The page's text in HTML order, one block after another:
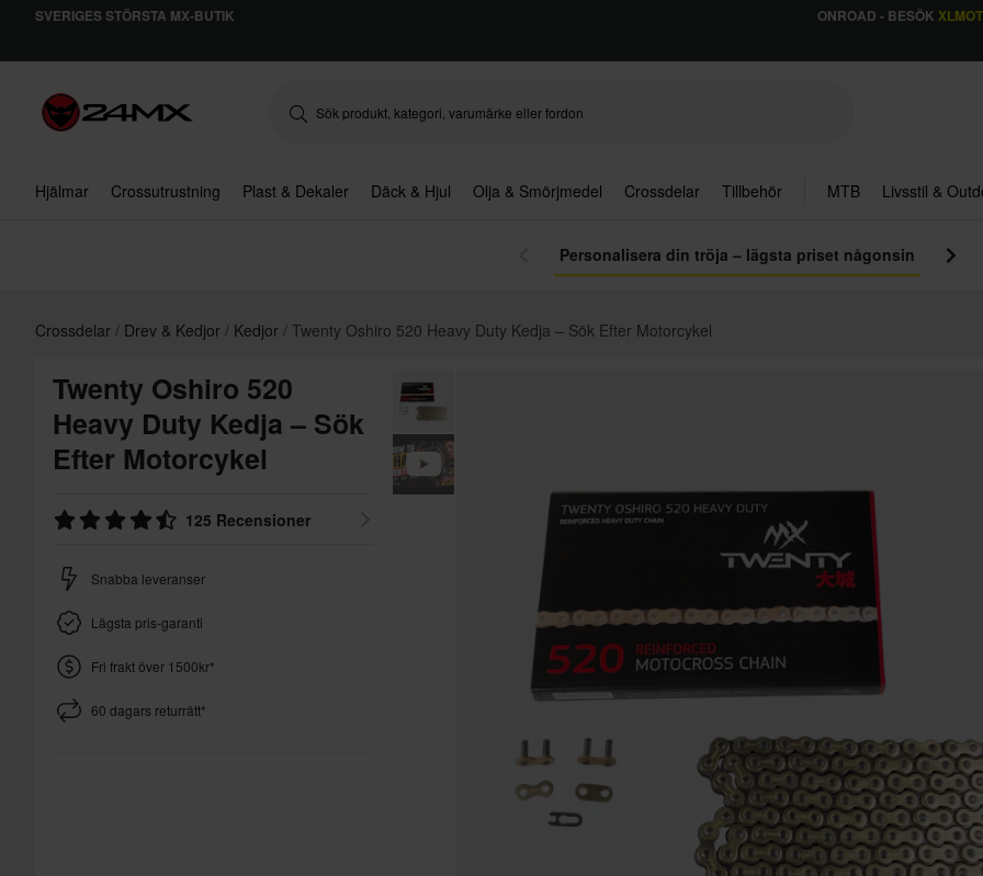
SVERIGES STÖRSTA MX-BUTIK ONROAD - BESÖK
Hjälmar Crossutrustning Plast & Dekaler Däck & Hjul Olja & Smörjmedel Crossdelar Tillbehör MTB Livsstil &
Personalisera din tröja – lägsta priset någonsin
Crossdelar Drev & Kedjor Kedjor Twenty Oshiro 520 Heavy Duty Kedja – Sök Efter Motorcykel
Twenty Oshiro 520
Heavy Duty Kedja – Sök
Efter Motorcykel
125 Recensioner
Snabba leveranser
Lägsta pris-garanti
Fri frakt över 1500kr*
60 dagars returrätt*